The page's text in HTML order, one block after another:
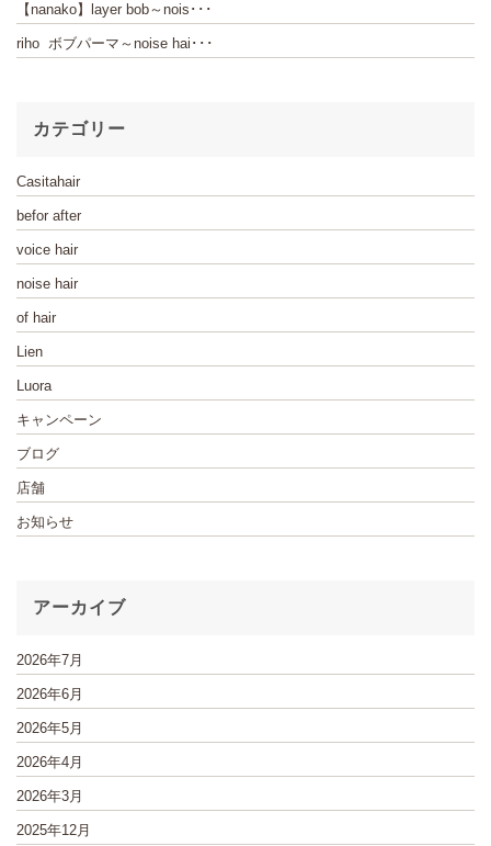
【nanako】layer bob～nois･･･
riho ボブパーマ～noise hai･･･
カテゴリー
Casitahair
befor after
voice hair
noise hair
of hair
Lien
Luora
キャンペーン
ブログ
店舗
お知らせ
アーカイブ
2026年7月
2026年6月
2026年5月
2026年4月
2026年3月
2025年12月